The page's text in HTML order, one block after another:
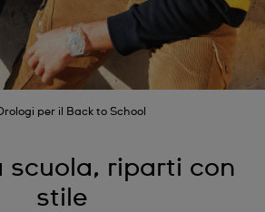
per il Back to School
scuola, riparti con
stile